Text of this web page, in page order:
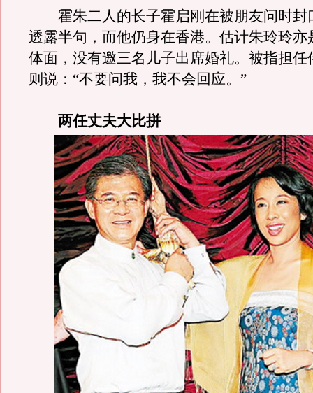
霍朱二人的长子霍启刚在被朋友问时封
透露半句，而他仍身在香港。估计朱玲玲亦
体面，没有邀三名儿子出席婚礼。被指担任
则说：“不要问我，我不会回应。”
两任丈夫大比拼